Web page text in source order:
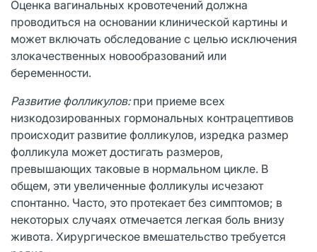
Оценка вагинальных кровотечений должна
проводиться на основании клинической картины и
может включать обследование с целью исключения
злокачественных новообразований или
беременности.
Развитие фолликулов:при приеме всех
низкодозированных гормональных контрацептивов
происходит развитие фолликулов, изредка размер
фолликула может достигать размеров,
превышающих таковые в нормальном цикле. В
общем, эти увеличенные фолликулы исчезают
спонтанно. Часто, это протекает без симптомов; в
некоторых случаях отмечается легкая боль внизу
живота. Хирургическое вмешательство требуется